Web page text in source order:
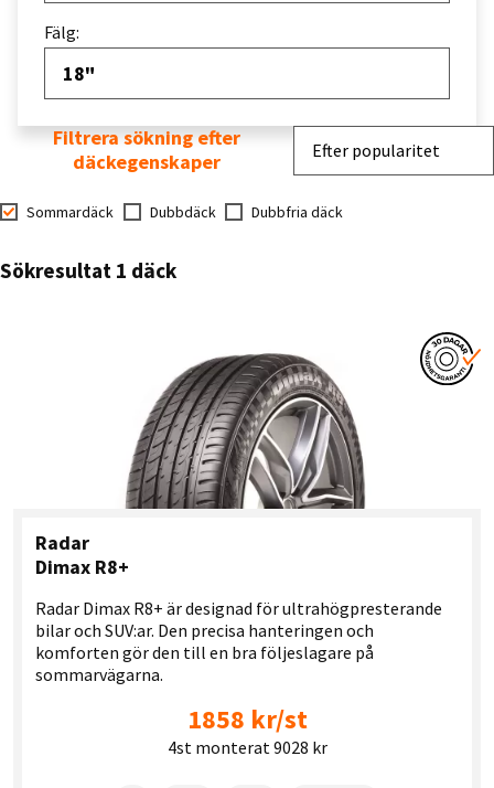
Fälg:
18"
Sommardäck Dubbdäck Dubbfria däck
Sortera efter
Efter popularitet
Sökresultat 1 däck
Filtrera sökning efter
däckegenskaper
Radar
Dimax R8+
Radar Dimax R8+ är designad för ultrahögpresterande
bilar och SUV:ar. Den precisa hanteringen och
komforten gör den till en bra följeslagare på
sommarvägarna.
1858 kr/st
4st monterat 9028 kr